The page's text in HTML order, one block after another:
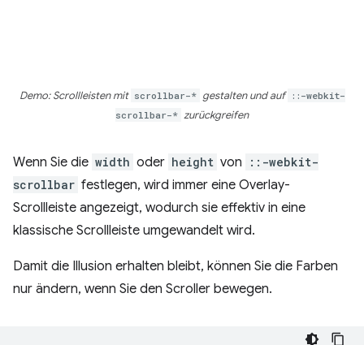
Demo: Scrollleisten mit scrollbar-* gestalten und auf ::-webkit-
scrollbar-* zurückgreifen
Wenn Sie die width oder height von
::-webkit-
scrollbar festlegen, wird immer eine Overlay-
Scrollleiste angezeigt, wodurch sie effektiv in eine
klassische Scrollleiste umgewandelt wird.
Damit die Illusion erhalten bleibt, können Sie die Farben
nur ändern, wenn Sie den Scroller bewegen.